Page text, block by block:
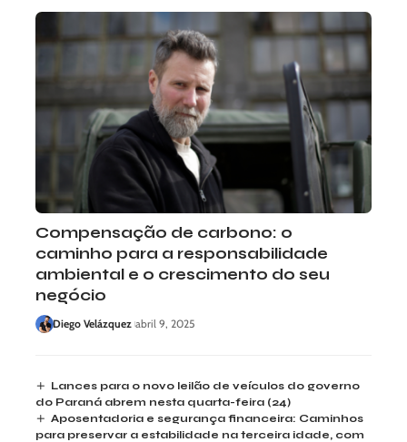
Compensação de carbono: o
caminho para a responsabilidade
ambiental e o crescimento do seu
negócio
Diego Velázquez abril 9, 2025
Lances para o novo leilão de veículos do governo
do Paraná abrem nesta quarta-feira (24)
Aposentadoria e segurança financeira: Caminhos
para preservar a estabilidade na terceira idade, com